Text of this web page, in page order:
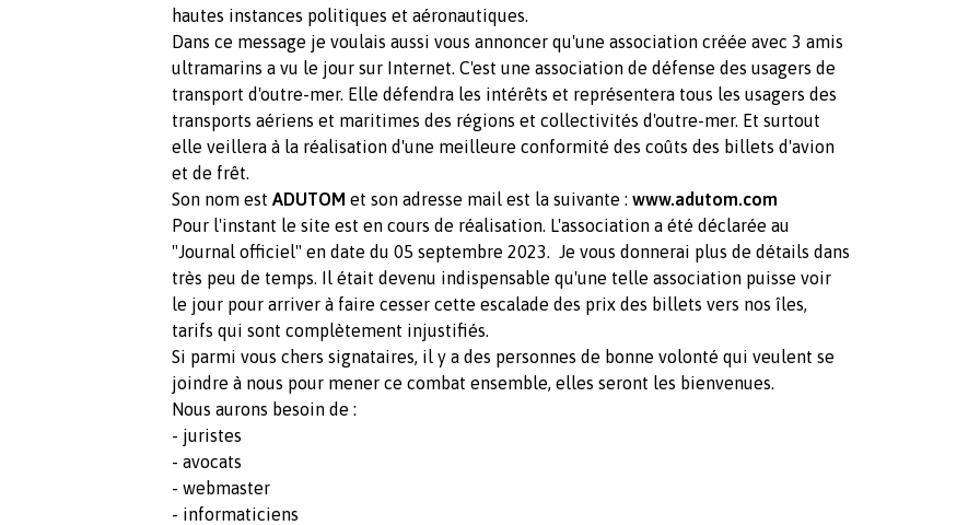
hautes instances politiques et aéronautiques.
Dans ce message je voulais aussi vous annoncer qu'une association créée avec 3 amis
ultramarins a vu le jour sur Internet. C'est une association de défense des usagers de
transport d'outre-mer. Elle défendra les intérêts et représentera tous les usagers des
transports aériens et maritimes des régions et collectivités d'outre-mer. Et surtout
elle veillera à la réalisation d'une meilleure conformité des coûts des billets d'avion
et de frêt.
Son nom est ADUTOM et son adresse mail est la suivante : www.adutom.com
Pour l'instant le site est en cours de réalisation. L'association a été déclarée au
"Journal officiel" en date du 05 septembre 2023. Je vous donnerai plus de détails dans
très peu de temps. Il était devenu indispensable qu'une telle association puisse voir
le jour pour arriver à faire cesser cette escalade des prix des billets vers nos îles,
tarifs qui sont complètement injustifiés.
Si parmi vous chers signataires, il y a des personnes de bonne volonté qui veulent se
joindre à nous pour mener ce combat ensemble, elles seront les bienvenues.
Nous aurons besoin de :
- juristes
- avocats
- webmaster
- informaticiens